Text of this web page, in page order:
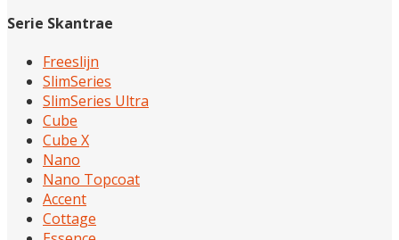
Serie Skantrae
Freeslijn
SlimSeries
SlimSeries Ultra
Cube
Cube X
Nano
Nano Topcoat
Accent
Cottage